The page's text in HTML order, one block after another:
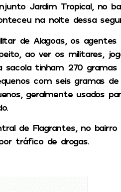
Jardim Tropical, no
na noite dessa
de Alagoas, os
ao ver os militares,
sacola tinham 270
com seis gramas
geralmente usados
de Flagrantes, no bairro
tráfico de drogas.